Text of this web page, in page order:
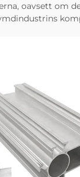
oavsett om